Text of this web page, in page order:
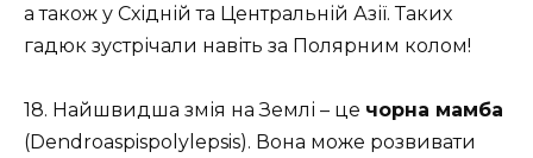
а також у Східній та Центральній Азії. Таких
гадюк зустрічали навіть за Полярним колом!
18. Найшвидша змія на Землі – це чорна мамба
(Dendroaspispolylepsis). Вона може розвивати